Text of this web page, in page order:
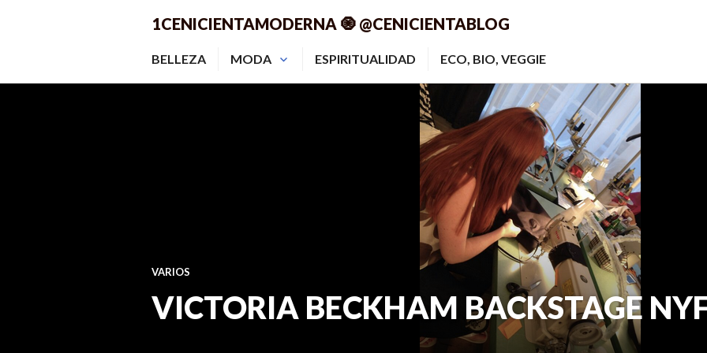
1CENICIENTAMODERNA 🧿 @CENICIENTABLOG
BELLEZA MODA ESPIRITUALIDAD ECO, BIO, VEGGIE
VARIOS
VICTORIA BECKHAM BACKSTAGE